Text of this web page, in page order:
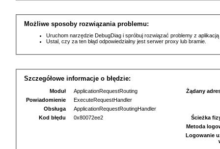
Możliwe sposoby rozwiązania problemu:
Uruchom narzędzie DebugDiag i spróbuj rozwiązać problemy z
Ustal, czy za ten błąd odpowiedzialny jest serwer proxy lub bramie.
Szczegółowe informacje o błędzie:
Moduł
ApplicationRequestRouting
Powiadomienie
ExecuteRequestHandler
Obsługa
ApplicationRequestRoutingHandler
Kod błędu
0x80072ee2
Żądany
Ścieżka
Metoda
Logowanie